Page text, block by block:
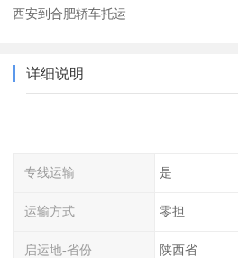
西安到合肥轿车托运
详细说明
专线运输 是
运输方式 零担
启运地-省份 陕西省